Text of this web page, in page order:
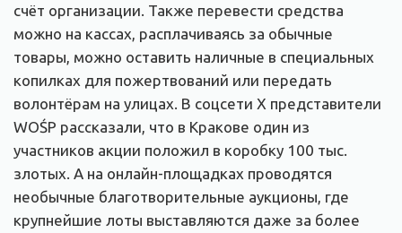
счёт организации. Также перевести средства
можно на кассах, расплачиваясь за обычные
товары, можно оставить наличные в специальных
копилках для пожертвований или передать
волонтёрам на улицах. В соцсети Х представители
WOŚP рассказали, что в Кракове один из
участников акции положил в коробку 100 тыс.
злотых. А на онлайн-площадках проводятся
необычные благотворительные аукционы, где
крупнейшие лоты выставляются даже за более